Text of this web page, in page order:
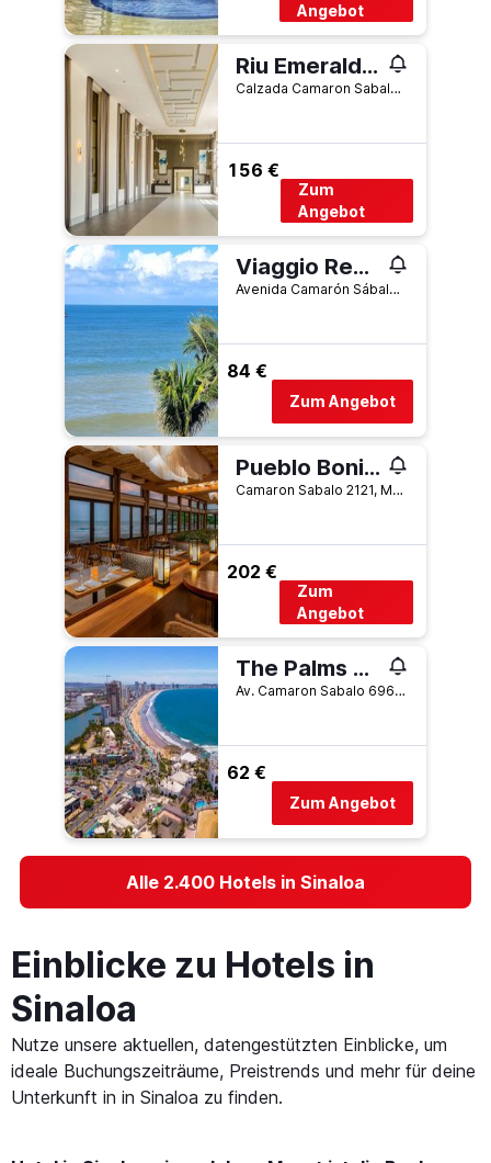
Angebot
Riu Emerald Bay
Calzada Camaron Sabalo, Zona Costera Cerritos 3404, Mazatlán, Sinaloa, Mexiko
156 €
Zum
Angebot
Viaggio Resort Mazatlan
Avenida Camarón Sábalo 807, Zona Dorada, 807, Mazatlán, Sinaloa, Mexiko
84 €
Zum Angebot
Pueblo Bonito Mazatlan
Camaron Sabalo 2121, Mazatlán, Sinaloa, Mexiko
202 €
Zum
Angebot
The Palms Resort of Mazatlan
Av. Camaron Sabalo 696, Zona Dorada, Mazatlán, Sinaloa, Mexiko
62 €
Zum Angebot
Alle 2.400 Hotels in Sinaloa
Einblicke zu Hotels in
Sinaloa
Nutze unsere aktuellen, datengestützten Einblicke, um
ideale Buchungszeiträume, Preistrends und mehr für deine
Unterkunft in in Sinaloa zu finden.